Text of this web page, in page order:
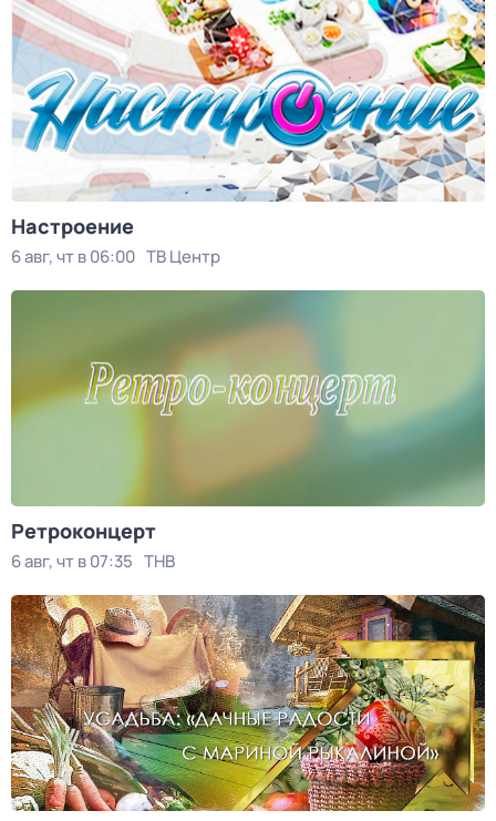
Настроение
6 авг, чт в 06:00 ТВ Центр
Ретроконцерт
6 авг, чт в 07:35 ТНВ